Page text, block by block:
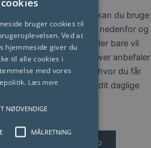
eller øvet yogaudøver, kan du bruge
Tryk på knappen nedenfor og
Hvis du er en af dem der bare vil
med den sande Yinpower anbefaler
af Kristines egen klub hvor du får
fodtøjet, din cyklus, dit daglige
medlemskab
bruger cookies til
Ved at
hjemmeside giver du
til alle cookies i
med vores
Læs mere
NØDVENDIGE
MÅLRETNING